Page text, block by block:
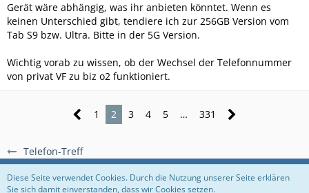
Telefon-Treff
Gerät wäre abhängig, was ihr anbieten könntet. Wenn es
keinen Unterschied gibt, tendiere ich zur 256GB Version vom
Tab S9 bzw. Ultra. Bitte in der 5G Version.
Wichtig vorab zu wissen, ob der Wechsel der Telefonnummer
von privat VF zu biz o2 funktioniert.
1 2 3 4 5 … 331
Regeln Datenschutzerklärung Impressum
Diese Seite verwendet Cookies. Durch die Nutzung unserer Seite erklären
Sie sich damit einverstanden, dass wir Cookies setzen.